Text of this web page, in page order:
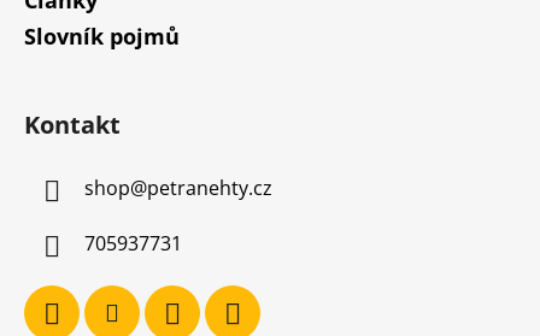
Slovník pojmů
Kontakt
shop@petranehty.cz
705937731